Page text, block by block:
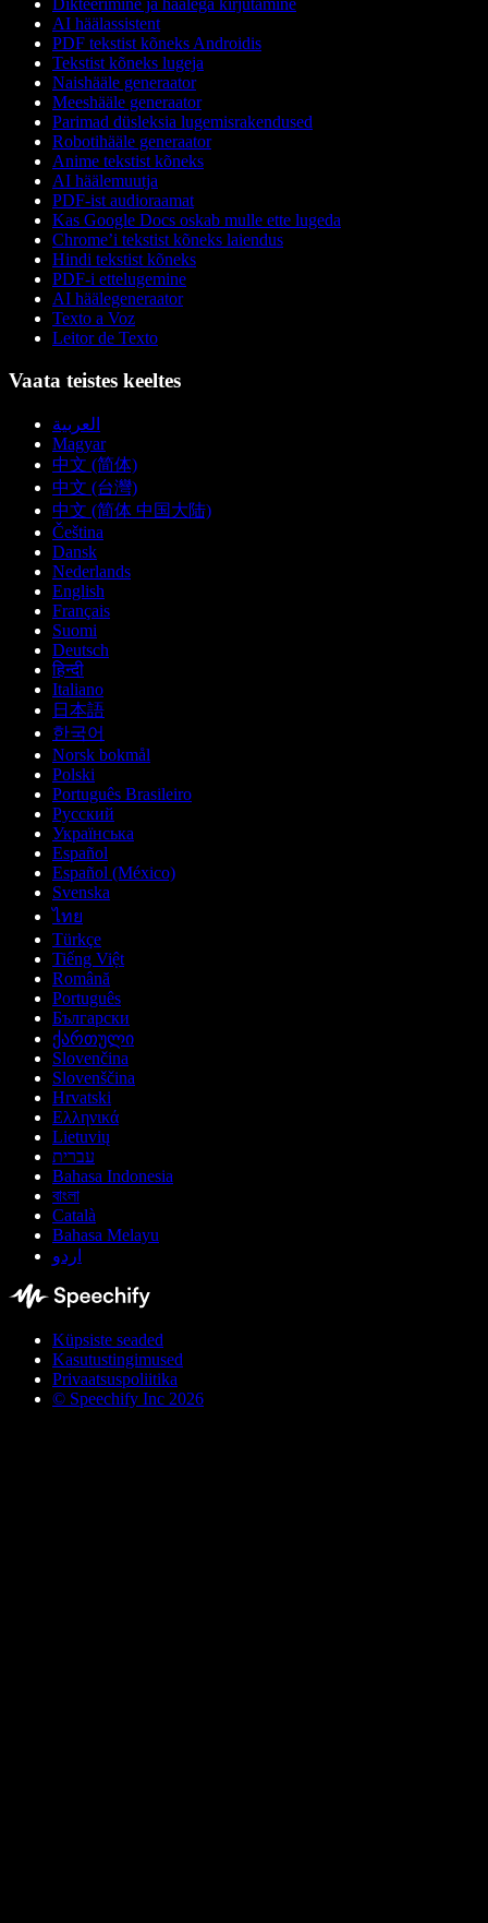
Dikteerimine ja häälega kirjutamine
AI häälassistent
PDF tekstist kõneks Androidis
Tekstist kõneks lugeja
Naishääle generaator
Meeshääle generaator
Parimad düsleksia lugemisrakendused
Robotihääle generaator
Anime tekstist kõneks
AI häälemuutja
PDF-ist audioraamat
Kas Google Docs oskab mulle ette lugeda
Chrome’i tekstist kõneks laiendus
Hindi tekstist kõneks
PDF-i ettelugemine
AI häälegeneraator
Texto a Voz
Leitor de Texto
Vaata teistes keeltes
العربية
Magyar
中文 (简体)
中文 (台灣)
中文 (简体 中国大陆)
Čeština
Dansk
Nederlands
English
Français
Suomi
Deutsch
हिन्दी
Italiano
日本語
한국어
Norsk bokmål
Polski
Português Brasileiro
Русский
Українська
Español
Español (México)
Svenska
ไทย
Türkçe
Tiếng Việt
Română
Português
Български
ქართული
Slovenčina
Slovenščina
Hrvatski
Ελληνικά
Lietuvių
עברית
Bahasa Indonesia
বাংলা
Català
Bahasa Melayu
اردو
Küpsiste seaded
Kasutustingimused
Privaatsuspoliitika
© Speechify Inc 2026